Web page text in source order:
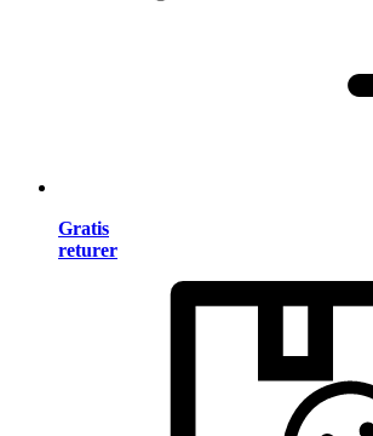
Gratis
returer